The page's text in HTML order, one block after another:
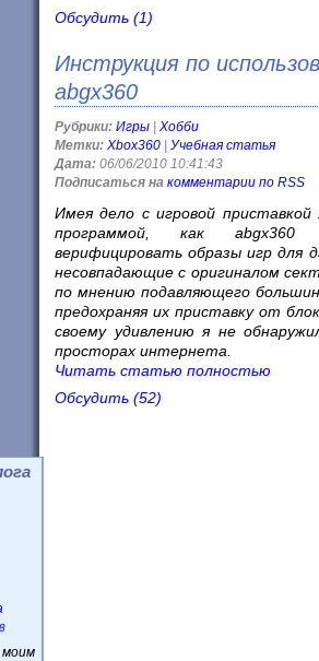
Обсудить (1)
Инструкция по
abgx360
Рубрики: Игры
Хобби
Метки: Xbox360
Учебная статья
Дата: 06/06/2010 10:41:43
Подписаться на комментарии по RSS
Имея дело с игровой
программой, как abgx360
верифицировать образы игр для
несовпадающие с оригиналом
по мнению подавляющего
предохраняя их приставку от
своему удивлению я не
просторах интернета.
Читать статью полностью
Обсудить (52)
моим